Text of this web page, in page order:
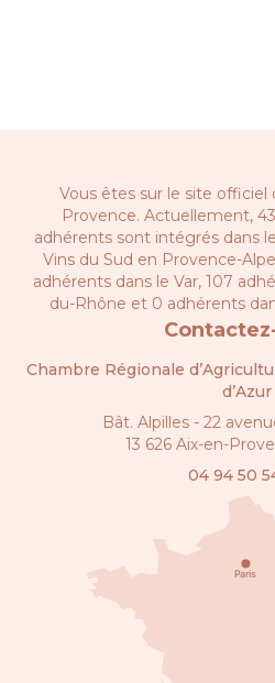
Vous êtes sur le site
Provence. Actuellement,
adhérents sont intégrés dans
Vins du Sud en Provence-
adhérents dans le Var, 107
du-Rhône et 0 adhérents
Chambre Régionale
d’Azur
Bât. Alpilles - 22
13 626 Aix-en-
04 94 50